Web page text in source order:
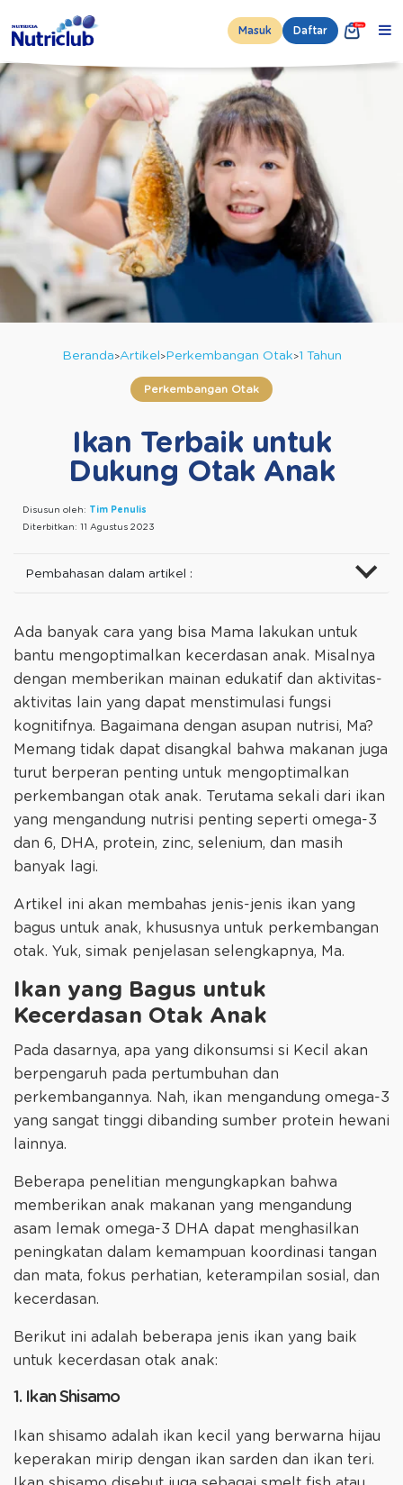
Masuk Daftar
Beranda Artikel Perkembangan Otak 1 Tahun
Perkembangan Otak
Ikan Terbaik untuk
Dukung Otak Anak
Disusun oleh: Tim Penulis
Diterbitkan: 11 Agustus 2023
Pembahasan dalam artikel :
Ada banyak cara yang bisa Mama lakukan untuk
bantu mengoptimalkan kecerdasan anak. Misalnya
dengan memberikan mainan edukatif dan aktivitas-
aktivitas lain yang dapat menstimulasi fungsi
kognitifnya. Bagaimana dengan asupan nutrisi, Ma?
Memang tidak dapat disangkal bahwa makanan juga
turut berperan penting untuk mengoptimalkan
perkembangan otak anak. Terutama sekali dari ikan
yang mengandung nutrisi penting seperti omega-3
dan 6, DHA, protein, zinc, selenium, dan masih
banyak lagi.
Artikel ini akan membahas jenis-jenis ikan yang
bagus untuk anak, khususnya untuk perkembangan
otak. Yuk, simak penjelasan selengkapnya, Ma.
Ikan yang Bagus untuk
Kecerdasan Otak Anak
Pada dasarnya, apa yang dikonsumsi si Kecil akan
berpengaruh pada pertumbuhan dan
perkembangannya. Nah, ikan mengandung omega-3
yang sangat tinggi dibanding sumber protein hewani
lainnya.
Beberapa penelitian mengungkapkan bahwa
memberikan anak makanan yang mengandung
asam lemak omega-3 DHA dapat menghasilkan
peningkatan dalam kemampuan koordinasi tangan
dan mata, fokus perhatian, keterampilan sosial, dan
kecerdasan.
Berikut ini adalah beberapa jenis ikan yang baik
untuk kecerdasan otak anak:
1. Ikan Shisamo
Ikan shisamo adalah ikan kecil yang berwarna hijau
keperakan mirip dengan ikan sarden dan ikan teri.